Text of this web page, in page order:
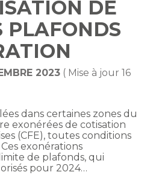
DE
PLAFONDS
2023 ( Mise à jour 16
dans certaines zones du
exonérées de cotisation
(CFE), toutes conditions
exonérations
de plafonds, qui
pour 2024…